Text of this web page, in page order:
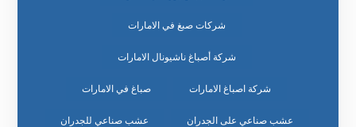
شركات صبغ في الامارات
شركة أصباغ ناشيونال الامارات
شركة اصباغ الامارات صباغ في الامارات
عشب صناعي على الجدران عشب صناعي للجدران